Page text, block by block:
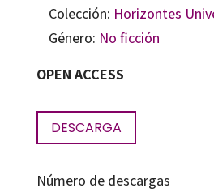
Colección: Horizontes
Género: No ficción
OPEN ACCESS
DESCARGA
Número de descargas